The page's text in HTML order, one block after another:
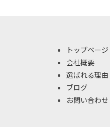
トップページ
会社概要
選ばれる理由
ブログ
お問い合わせ